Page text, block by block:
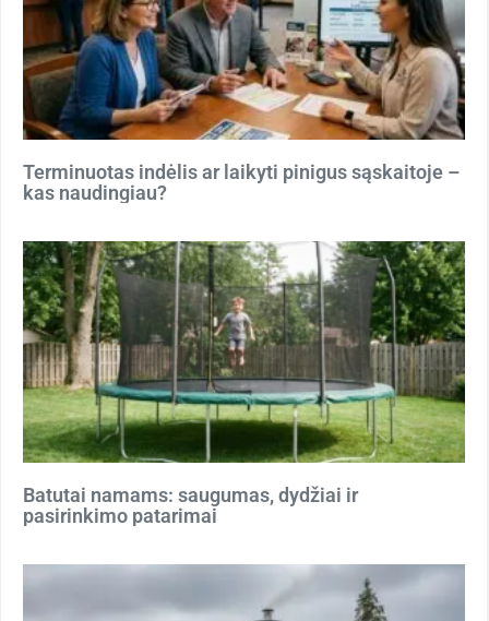
Terminuotas indėlis ar laikyti pinigus sąskaitoje –
kas naudingiau?
Batutai namams: saugumas, dydžiai ir
pasirinkimo patarimai